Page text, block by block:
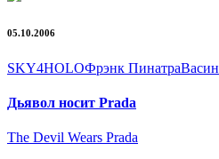
05.10.2006
SKY4HOLOФрэнк ПинатраВасин
Дьявол носит Prada
The Devil Wears Prada